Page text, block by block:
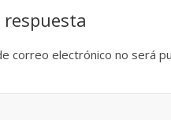
correo electrónico no será